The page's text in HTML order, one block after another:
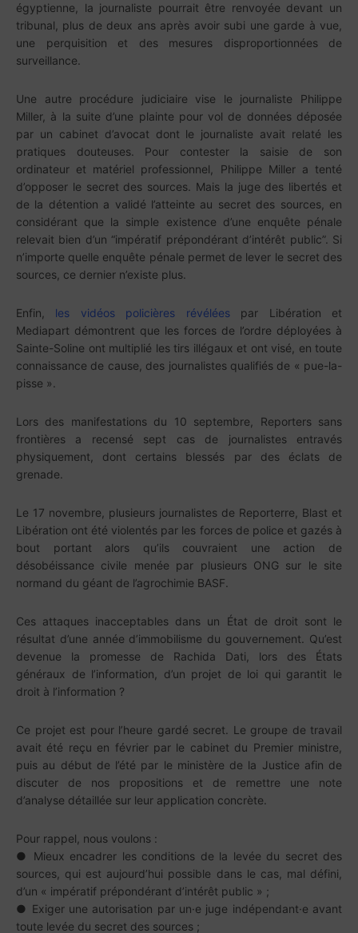
égyptienne, la journaliste pourrait être renvoyée devant un
tribunal, plus de deux ans après avoir subi une garde à vue,
une perquisition et des mesures disproportionnées de
surveillance.
Une autre procédure judiciaire vise le journaliste Philippe
Miller, à la suite d’une plainte pour vol de données déposée
par un cabinet d’avocat dont le journaliste avait relaté les
pratiques douteuses. Pour contester la saisie de son
ordinateur et matériel professionnel, Philippe Miller a tenté
d’opposer le secret des sources. Mais la juge des libertés et
de la détention a validé l’atteinte au secret des sources, en
considérant que la simple existence d’une enquête pénale
relevait bien d’un “impératif prépondérant d’intérêt public”. Si
n’importe quelle enquête pénale permet de lever le secret des
sources, ce dernier n’existe plus.
Enfin, les vidéos policières révéléespar Libération et
Mediapart démontrent que les forces de l’ordre déployées à
Sainte-Soline ont multiplié les tirs illégaux et ont visé, en toute
connaissance de cause, des journalistes qualifiés de « pue-la-
pisse ».
Lors des manifestations du 10 septembre, Reporters sans
frontières a recensé sept cas de journalistes entravés
physiquement, dont certains blessés par des éclats de
grenade.
Le 17 novembre, plusieurs journalistes de Reporterre, Blast et
Libération ont été violentés par les forces de police et gazés à
bout portant alors qu’ils couvraient une action de
désobéissance civile menée par plusieurs ONG sur le site
normand du géant de l’agrochimie BASF.
Ces attaques inacceptables dans un État de droit sont le
résultat d’une année d’immobilisme du gouvernement. Qu’est
devenue la promesse de Rachida Dati, lors des États
généraux de l’information, d’un projet de loi qui garantit le
droit à l’information ?
Ce projet est pour l’heure gardé secret. Le groupe de travail
avait été reçu en février par le cabinet du Premier ministre,
puis au début de l’été par le ministère de la Justice afin de
discuter de nos propositions et de remettre une note
d’analyse détaillée sur leur application concrète.
Pour rappel, nous voulons :
● Mieux encadrer les conditions de la levée du secret des
sources, qui est aujourd’hui possible dans le cas, mal défini,
d’un « impératif prépondérant d’intérêt public » ;
● Exiger une autorisation par un·e juge indépendant·e avant
toute levée du secret des sources ;